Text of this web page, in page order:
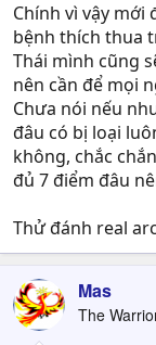
Chính vì vậy mới
bệnh thích thua
Thái mình cũng
nên cần để mọi
Chưa nói nếu
đâu có bị loại
không, chắc
đủ 7 điểm đâu
Thử đánh real
Mas
The